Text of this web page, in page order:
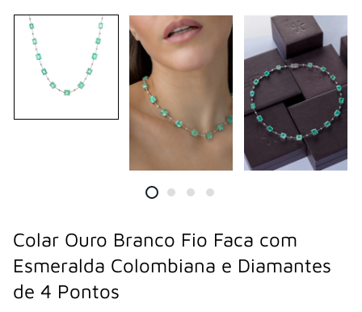
Colar Ouro Branco Fio Faca com
Esmeralda Colombiana e Diamantes
de 4 Pontos